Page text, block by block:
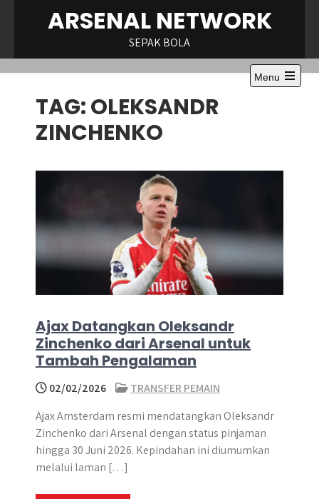
ARSENAL NETWORK
SEPAK BOLA
Menu
Open
TAG:OLEKSANDR
ZINCHENKO
Ajax Datangkan Oleksandr
Zinchenko dari Arsenal untuk
Tambah Pengalaman
02/02/2026
TRANSFER PEMAIN
Ajax Amsterdam resmi mendatangkan Oleksandr
Zinchenko dari Arsenal dengan status pinjaman
hingga 30 Juni 2026. Kepindahan ini diumumkan
melalui laman […]